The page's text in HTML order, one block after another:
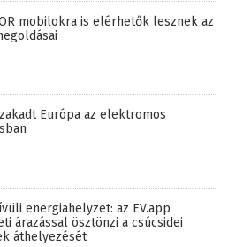
mobilokra is elérhetők lesznek az
Európa az elektromos
energiahelyzet: az EV.app
árazással ösztönzi a csúcsidei
áthelyezését